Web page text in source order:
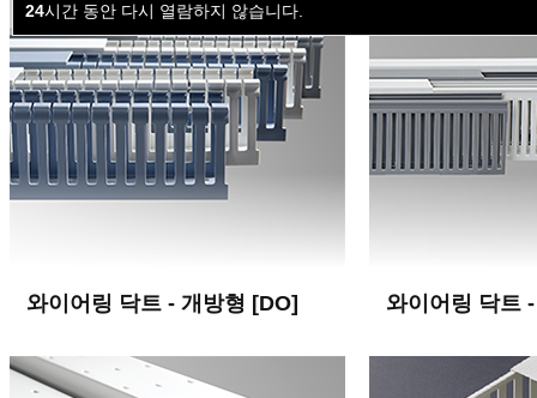
24시간 동안 다시 열람하지 않습니다.
와이어링 닥트 - 개방형 [DO]
● 선이 통과하는 구멍 상부에 홈이 있어 전선을
간단하게 통과시킬 수 있음.
와이어링 닥트
● 촘촘한 Hole 간격에